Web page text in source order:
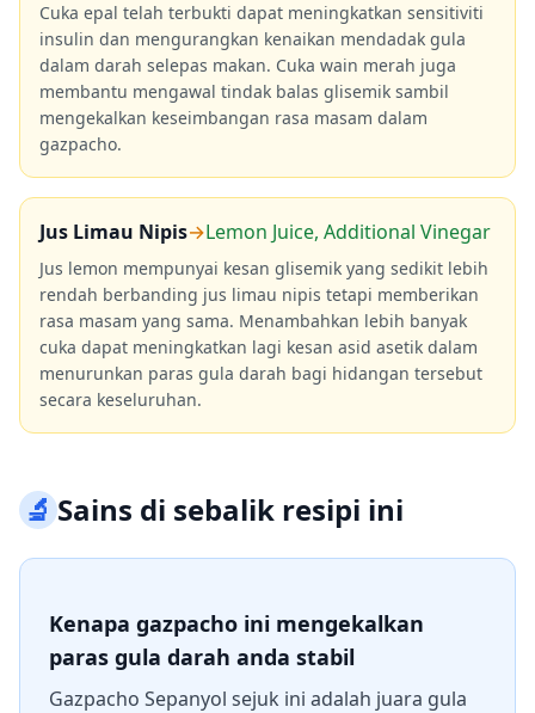
Cuka epal telah terbukti dapat meningkatkan sensitiviti
insulin dan mengurangkan kenaikan mendadak gula
dalam darah selepas makan. Cuka wain merah juga
membantu mengawal tindak balas glisemik sambil
mengekalkan keseimbangan rasa masam dalam
gazpacho.
Jus Limau Nipis→Lemon Juice, Additional Vinegar
Jus lemon mempunyai kesan glisemik yang sedikit lebih
rendah berbanding jus limau nipis tetapi memberikan
rasa masam yang sama. Menambahkan lebih banyak
cuka dapat meningkatkan lagi kesan asid asetik dalam
menurunkan paras gula darah bagi hidangan tersebut
secara keseluruhan.
🔬Sains di sebalik resipi ini
Kenapa gazpacho ini mengekalkan
paras gula darah anda stabil
Gazpacho Sepanyol sejuk ini adalah juara gula